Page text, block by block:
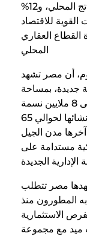
من 43 مليون عقار، تمثل 20% من الناتج المحلي، و12%
للاقتصاد
العقاري
المحلي
أن مصر تشهد
كبيرة مع تدشين 61 مدينة جديدة، بمساحة
إجمالية 2.2 مليون فدان يقطنها ما يزيد على 8 ملايين نسمة
ترتفع طاقتها الاستيعابية حين اكتمال إنشائها لحوالي 65
مدن الجيل
وهي مدن ذكية مستدامة على
مصر تتطلب
المطورون منذ
الاستثمارية
ميد مع مجموعة